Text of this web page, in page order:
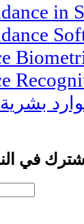
in
في